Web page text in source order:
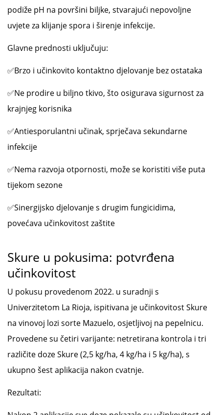
podiže pH na površini biljke, stvarajući nepovoljne
uvjete za klijanje spora i širenje infekcije.
Glavne prednosti uključuju:
✅Brzo i učinkovito kontaktno djelovanje bez ostataka
✅Ne prodire u biljno tkivo, što osigurava sigurnost za
krajnjeg korisnika
✅Antiesporulantni učinak, sprječava sekundarne
infekcije
✅Nema razvoja otpornosti, može se koristiti više puta
tijekom sezone
✅Sinergijsko djelovanje s drugim fungicidima,
povećava učinkovitost zaštite
Skure u pokusima: potvrđena
učinkovitost
U pokusu provedenom 2022. u suradnji s
Univerzitetom La Rioja, ispitivana je učinkovitost Skure
na vinovoj lozi sorte Mazuelo, osjetljivoj na pepelnicu.
Provedene su četiri varijante: netretirana kontrola i tri
različite doze Skure (2,5 kg/ha, 4 kg/ha i 5 kg/ha), s
ukupno šest aplikacija nakon cvatnje.
Rezultati: